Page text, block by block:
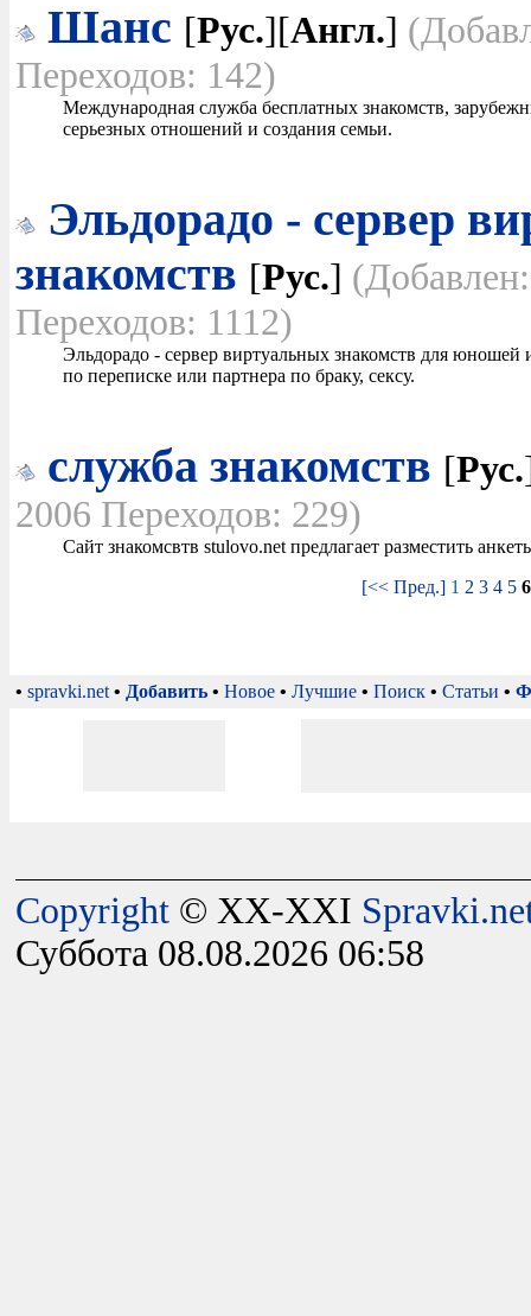
Шанс [Рус.][Англ.]
Переходов: 142)
Международная служба бесплатных знакомств,
серьезных отношений и создания семьи.
Эльдорадо - сервер
знакомств [Рус.]
Переходов: 1112)
Эльдорадо - сервер виртуальных знакомств для
по переписке или партнера по браку, сексу.
служба знакомств [Рус.
2006 Переходов: 229)
Сайт знакомсвтв stulovo.net предлагает разместить
[<< Пред.] 1 2 3 4 5 6
• spravki.net • Добавить • Новое • Лучшие • Поиск • Статьи •
Copyright © XX-XXI
Суббота 08.08.2026 06:58